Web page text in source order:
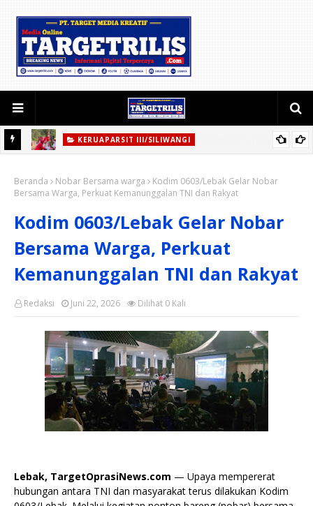
KERUAPARSIT III/SILIWANGI
Lokasi Sumur Bor
Beranda Nobar Bersama warga
Kodim 0603/Lebak Gelar Nobar
Bersama Warga, Perkuat Kemanunggalan TNI dan Rakyat
Kodim 0603/Lebak Gelar Nobar
Bersama Warga, Perkuat
Kemanunggalan TNI dan Rakyat
Redaksi Dilihat 0 Kali
Juni 22, 2026
Lebak, TargetOprasiNews.com — Upaya mempererat
hubungan antara TNI dan masyarakat terus dilakukan Kodim